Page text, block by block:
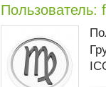
Пользователь: